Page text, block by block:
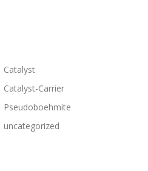
Catalyst
Catalyst-Carrier
Pseudoboehmite
uncategorized